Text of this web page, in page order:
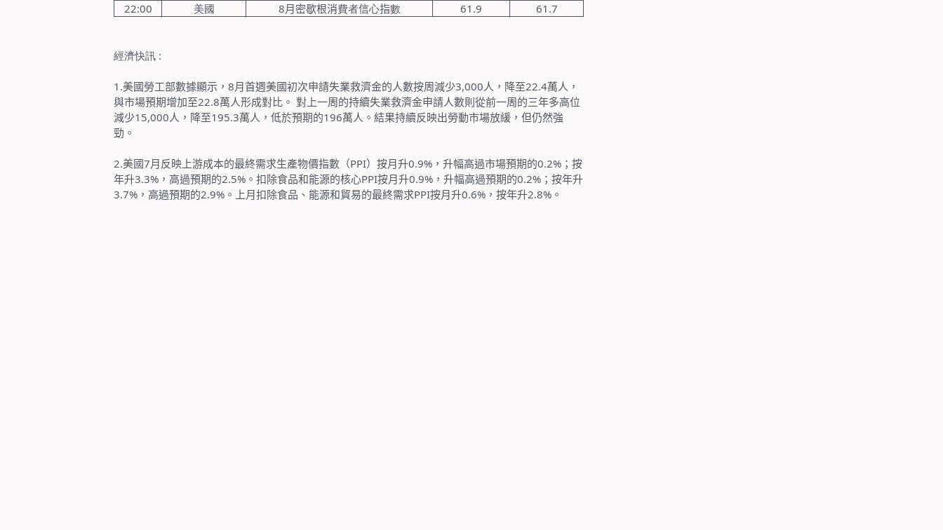
22:00
美國 8月密歇根消費者信心指數 61.9 61.7
經濟快訊 :
1.美國勞工部數據顯示， 8月首週美國初次申請失業救濟金的人數按周減少3,000人，降至22.4萬人，
與市場預期增加至22.8萬人形成對比。 對上一周的持續失業救濟金申請人數則從前一周的三年多高位
減少15,000人，降至195.3萬人，低於預期的196萬人。結果持續反映出勞動市場放緩，但仍然強
勁。
2.美國7月反映上游成本的最終需求生產物價指數（PPI）按月升0.9% ，升幅高過市場預期的0.2% ；按
年升3.3% ，高過預期的2.5% 。扣除食品和能源的核心PPI按月升0.9% ，升幅高過預期的0.2% ；按年升
3.7% ，高過預期的2.9% 。上月扣除食品、能源和貿易的最終需求PPI按月升0.6% ，按年升2.8% 。